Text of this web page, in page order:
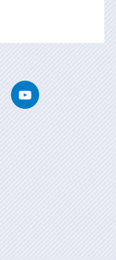
Youtube